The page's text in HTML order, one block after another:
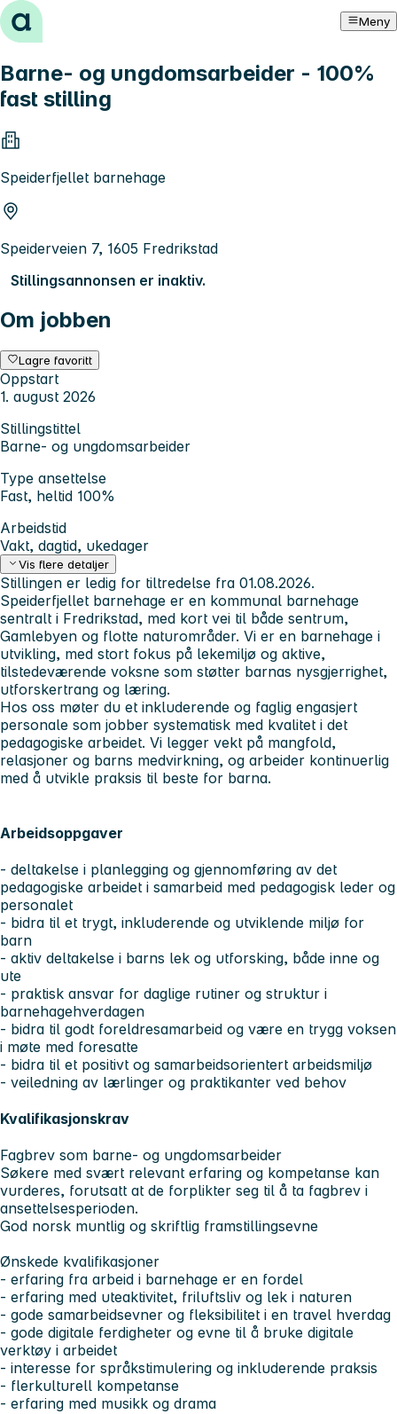
Hopp til innhold Meny
Barne- og ungdomsarbeider - 100%
fast stilling
Speiderfjellet barnehage
Speiderveien 7, 1605 Fredrikstad
Stillingsannonsen er inaktiv.
Om jobben
Lagre favoritt
Oppstart
1. august 2026
Stillingstittel
Barne- og ungdomsarbeider
Type ansettelse
Fast, heltid 100%
Arbeidstid
Vakt, dagtid, ukedager
Vis flere detaljer
Stillingen er ledig for tiltredelse fra 01.08.2026.
Speiderfjellet barnehage er en kommunal barnehage
sentralt i Fredrikstad, med kort vei til både sentrum,
Gamlebyen og flotte naturområder. Vi er en barnehage i
utvikling, med stort fokus på lekemiljø og aktive,
tilstedeværende voksne som støtter barnas nysgjerrighet,
utforskertrang og læring.
Hos oss møter du et inkluderende og faglig engasjert
personale som jobber systematisk med kvalitet i det
pedagogiske arbeidet. Vi legger vekt på mangfold,
relasjoner og barns medvirkning, og arbeider kontinuerlig
med å utvikle praksis til beste for barna.
Arbeidsoppgaver
- deltakelse i planlegging og gjennomføring av det
pedagogiske arbeidet i samarbeid med pedagogisk leder og
personalet
- bidra til et trygt, inkluderende og utviklende miljø for
barn
- aktiv deltakelse i barns lek og utforsking, både inne og
ute
- praktisk ansvar for daglige rutiner og struktur i
barnehagehverdagen
- bidra til godt foreldresamarbeid og være en trygg voksen
i møte med foresatte
- bidra til et positivt og samarbeidsorientert arbeidsmiljø
- veiledning av lærlinger og praktikanter ved behov
Kvalifikasjonskrav
Fagbrev som barne- og ungdomsarbeider
Søkere med svært relevant erfaring og kompetanse kan
vurderes, forutsatt at de forplikter seg til å ta fagbrev i
ansettelsesperioden.
God norsk muntlig og skriftlig framstillingsevne
Ønskede kvalifikasjoner
- erfaring fra arbeid i barnehage er en fordel
- erfaring med uteaktivitet, friluftsliv og lek i naturen
- gode samarbeidsevner og fleksibilitet i en travel hverdag
- gode digitale ferdigheter og evne til å bruke digitale
verktøy i arbeidet
- interesse for språkstimulering og inkluderende praksis
- flerkulturell kompetanse
- erfaring med musikk og drama